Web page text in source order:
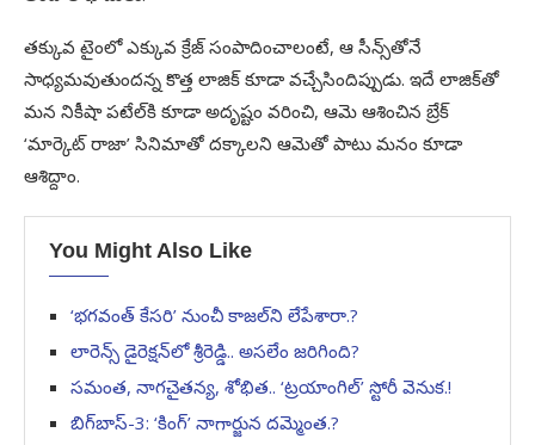
తక్కువ టైంలో ఎక్కువ క్రేజ్‌ సంపాదించాలంటే, ఆ సీన్స్‌తోనే
సాధ్యమవుతుందన్న కొత్త లాజిక్‌ కూడా వచ్చేసిందిప్పుడు. ఇదే లాజిక్‌తో
మన నికీషా పటేల్‌కి కూడా అదృష్టం వరించి, ఆమె ఆశించిన బ్రేక్‌
‘మార్కెట్‌ రాజా’ సినిమాతో దక్కాలని ఆమెతో పాటు మనం కూడా
ఆశిద్దాం.
You Might Also Like
‘భగవంత్ కేసరి’ నుంచీ కాజల్‌ని లేపేశారా.?
లారెన్స్‌ డైరెక్షన్‌లో శ్రీరెడ్డి.. అసలేం జరిగింది?
సమంత, నాగచైతన్య, శోభిత.. ‘ట్రయాంగిల్’ స్టోరీ వెనుక.!
బిగ్‌బాస్‌-3: ‘కింగ్‌’ నాగార్జున దమ్మెంత.?